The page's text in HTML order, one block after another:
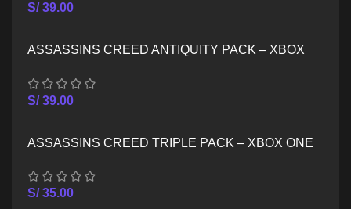
S/39.00
ASSASSINS CREED ANTIQUITY PACK – XBOX
S/39.00
ASSASSINS CREED TRIPLE PACK – XBOX ONE
S/35.00